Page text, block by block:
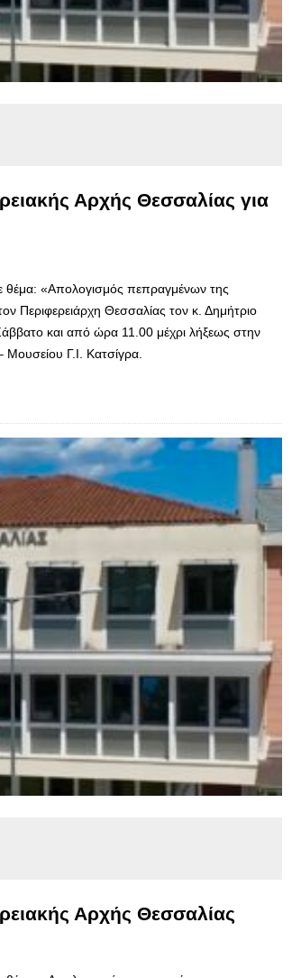
Αρχής Θεσσαλίας για
θέμα: «Απολογισμός πεπραγμένων της
Περιφερειάρχη Θεσσαλίας τον κ. Δημήτριο
και από ώρα 11.00 μέχρι λήξεως στην
Γ.Ι. Κατσίγρα.
Αρχής Θεσσαλίας